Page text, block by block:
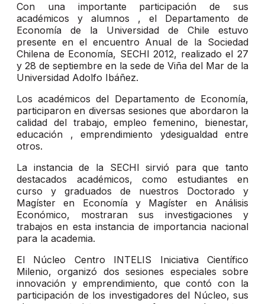
Con una importante participación de sus
académicos y alumnos , el Departamento de
Economía de la Universidad de Chile estuvo
presente en el encuentro Anual de la Sociedad
Chilena de Economía, SECHI 2012, realizado el 27
y 28 de septiembre en la sede de Viña del Mar de la
Universidad Adolfo Ibáñez.
Los académicos del Departamento de Economía,
participaron en diversas sesiones que abordaron la
calidad del trabajo, empleo femenino, bienestar,
educación , emprendimiento ydesigualdad entre
otros.
La instancia de la SECHI sirvió para que tanto
destacados académicos, como estudiantes en
curso y graduados de nuestros Doctorado y
Magíster en Economía y Magíster en Análisis
Económico, mostraran sus investigaciones y
trabajos en esta instancia de importancia nacional
para la academia.
El Núcleo Centro INTELIS Iniciativa Científico
Milenio, organizó dos sesiones especiales sobre
innovación y emprendimiento, que contó con la
participación de los investigadores del Núcleo, sus